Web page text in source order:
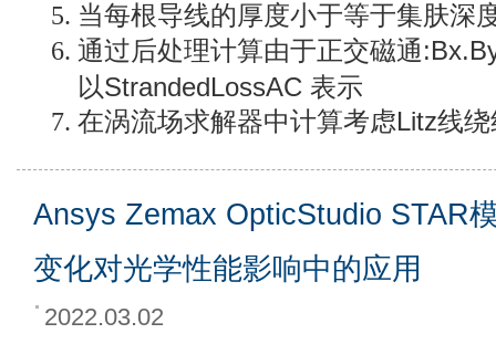
当每根导线的厚度小于等于集肤深
通过后处理计算由于正交磁通
以StrandedLossAC 表示
在涡流场求解器中计算考虑Litz线
Ansys Zemax OpticStudio STAR
变化对光学性能影响中的应用
2022.03.02